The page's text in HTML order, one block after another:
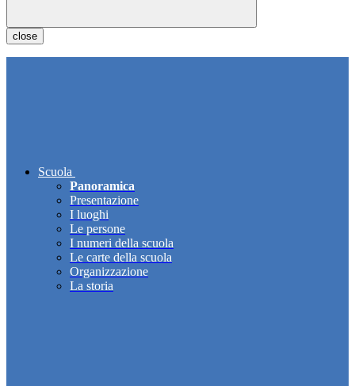
close
Scuola
Panoramica
Presentazione
I luoghi
Le persone
I numeri della scuola
Le carte della scuola
Organizzazione
La storia